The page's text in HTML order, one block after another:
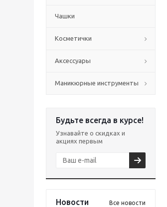
Чашки
Косметички
Аксессуары
Маникюрные инструменты
Будьте всегда в курсе!
Узнавайте о скидках и
акциях первым
Новости Все новости